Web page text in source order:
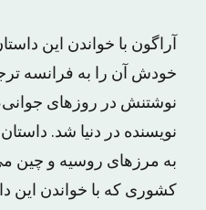
آراگون با خواندن این
خودش آن را به فرانسه
نوشتنش در روزهای
نویسنده در دنیا شد.
به مرزهای روسیه و چین
کشوری که با خواندن این